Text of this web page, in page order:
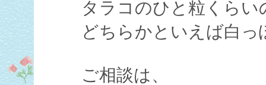
タラコのひと粒くらい
どちらかといえば白っ
ご相談は、